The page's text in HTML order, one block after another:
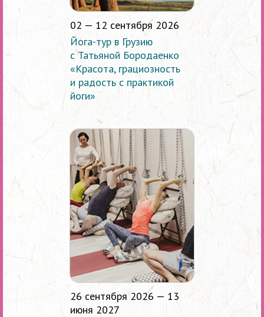
02 — 12 сентября 2026
Йога-тур в Грузию
с Татьяной Бородаенко
«Красота, грациозность
и радость с практикой
йоги»
26 сентября 2026 — 13
июня 2027